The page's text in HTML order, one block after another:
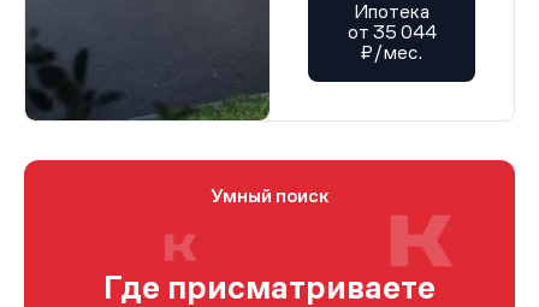
Ипотека
от 35 044
₽/мес.
Умный поиск
Где присматриваете